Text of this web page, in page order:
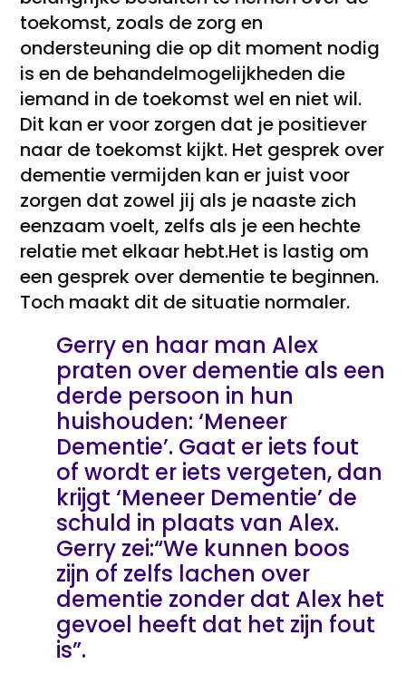
toekomst, zoals de zorg en
ondersteuning die op dit moment nodig
is en de behandelmogelijkheden die
iemand in de toekomst wel en niet wil.
Dit kan er voor zorgen dat je positiever
naar de toekomst kijkt. Het gesprek over
dementie vermijden kan er juist voor
zorgen dat zowel jij als je naaste zich
eenzaam voelt, zelfs als je een hechte
relatie met elkaar hebt.Het is lastig om
een gesprek over dementie te beginnen.
Toch maakt dit de situatie normaler.
Gerry en haar man Alex
praten over dementie als een
derde persoon in hun
huishouden: ‘Meneer
Dementie’. Gaat er iets fout
of wordt er iets vergeten, dan
krijgt ‘Meneer Dementie’ de
schuld in plaats van Alex.
Gerry zei:“We kunnen boos
zijn of zelfs lachen over
dementie zonder dat Alex het
gevoel heeft dat het zijn fout
is”.